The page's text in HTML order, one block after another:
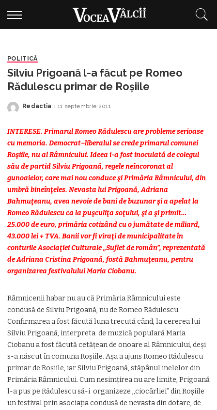
POLITICĂ
Silviu Prigoană l-a făcut pe Romeo
Rădulescu primar de Roşiile
Posted
Redactia 11 septembrie 2011
INTERESE. Primarul Romeo Rădulescu are probleme serioase
cu memoria. Democrat–liberalul se crede primarul comunei
Roşiile, nu al Râmnicului. Ideea i-a fost inoculată de colegul
său de partid Silviu Prigoană, regele neîncoronat al
gunoaielor, care mai nou conduce şi Primăria Râmnicului, din
umbră bineînţeles. Nevasta lui Prigoană, Adriana
Bahmuţeanu, avea nevoie de bani de buzunar şi a apelat la
Romeo Rădulescu ca la puşculiţa soţului, şi a şi primit…
25.000 de euro, primăria cotizând cu o jumătate de miliard,
43.000 lei + TVA. Banii vor fi viraţi de municipalitate în
conturile Asociaţiei Culturale „Suflet de român”, reprezentată
de Adriana Cristina Prigoană, fostă Bahmuţeanu, pentru
organizarea festivalului Maria Ciobanu.
Râmnicenii habar nu au că Primăria Râmnicului este
condusă de Silviu Prigoană, nu de Romeo Rădulescu.
Confirmarea a fost făcută luna trecută când, la cererea lui
Silviu Prigoană, interpreta de muzică populară Maria
Ciobanu a fost făcută cetăţean de onoare al Râmnicului, deşi
s-a născut în comuna Roşiile. Aşa a ajuns Romeo Rădulescu
primar de Roşiile, iar Silviu Prigoană, stăpânul inelelor din
Primăria Râmnicului. Cum nesimţirea nu are limite, Prigoană
l-a pus pe Rădulescu să-i organizeze ,,ciocârliei” din Roşiile
un festival prin asociaţia condusă de nevasta din dotare, de